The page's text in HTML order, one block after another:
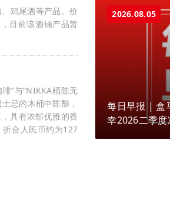
鸡尾酒等产品。价
目前该酒铺产品暂
”与“NIKKA桶陈无
忌的木桶中陈酿，
具有浓郁优雅的香
合人民币约为127
2026.08.05
每日早报 | 盒
幸2026二季